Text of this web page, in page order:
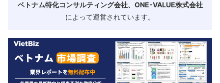
ベトナム特化コンサルティング会社、ONE-VALUE株式会社
によって運営されています。